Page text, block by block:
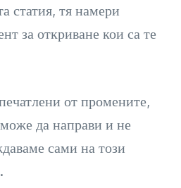
статия, тя намери
за откриване кои са те
от промените,
да направи и не
сами на този